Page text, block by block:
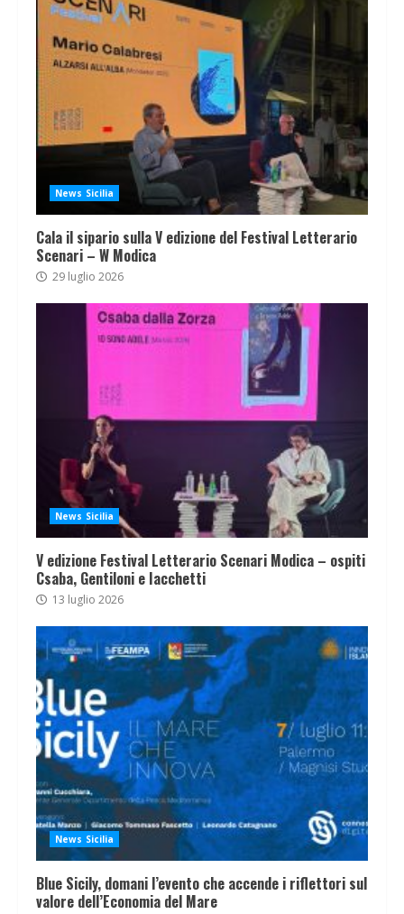
News Sicilia
Cala il sipario sulla V edizione del Festival Letterario
Scenari – W Modica
29 luglio 2026
News Sicilia
V edizione Festival Letterario Scenari Modica – ospiti
Csaba, Gentiloni e Iacchetti
13 luglio 2026
News Sicilia
Blue Sicily, domani l’evento che accende i riflettori sul
valore dell’Economia del Mare